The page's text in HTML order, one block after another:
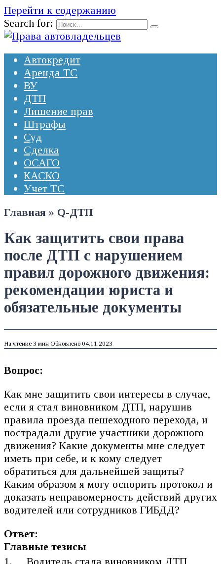
Перейти к содержанию
Search for:
Автокредит
Аренда ТС
ВУ
ДТП
Лишение прав
Штрафы
Суд
Сделка
ОСАГО
КАСКО
Учет ТС
Главная » Q-ДТП
Как защитить свои права
после ДТП с нарушением
правил дорожного движения:
рекомендации юриста и
обязательные документы
На чтение 3 мин Обновлено 04.11.2023
Вопрос:
Как мне защитить свои интересы в случае,
если я стал виновником ДТП, нарушив
правила проезда пешеходного перехода, и
пострадали другие участники дорожного
движения? Какие документы мне следует
иметь при себе, и к кому следует
обратиться для дальнейшей защиты?
Каким образом я могу оспорить протокол и
доказать неправомерность действий других
водителей или сотрудников ГИБДД?
Ответ:
Главные тезисы
Водитель стала виновником ДТП,